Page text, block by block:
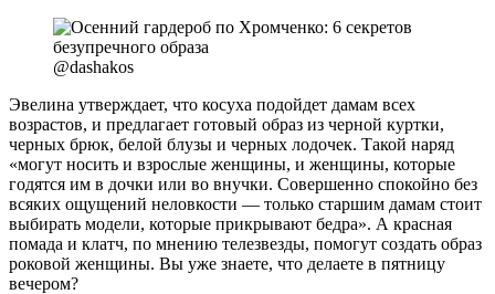
@dashakos
Эвелина утверждает, что косуха подойдет дамам всех
возрастов, и предлагает готовый образ из черной куртки,
черных брюк, белой блузы и черных лодочек. Такой наряд
«могут носить и взрослые женщины, и женщины, которые
годятся им в дочки или во внучки. Совершенно спокойно без
всяких ощущений неловкости — только старшим дамам стоит
выбирать модели, которые прикрывают бедра». А красная
помада и клатч, по мнению телезвезды, помогут создать образ
роковой женщины. Вы уже знаете, что делаете в пятницу
вечером?